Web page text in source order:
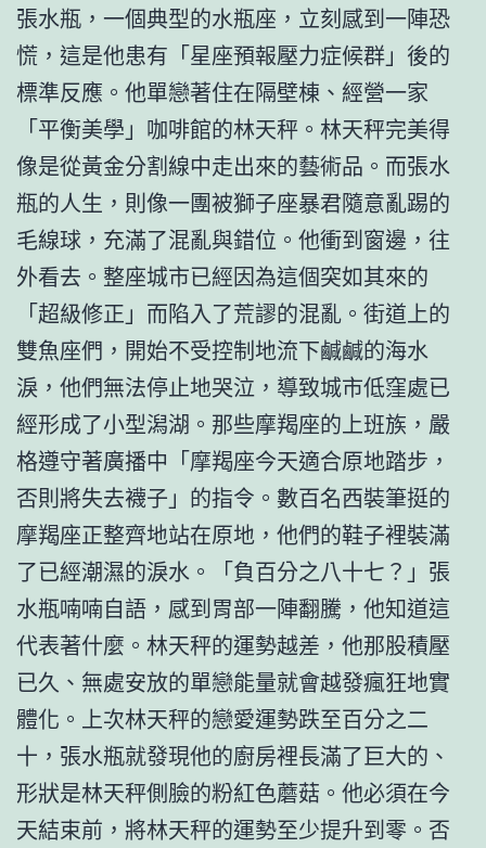
張水瓶，一個典型的水瓶座，立刻感到一陣恐
慌，這是他患有「星座預報壓力症候群」後的
標準反應。他單戀著住在隔壁棟、經營一家
「平衡美學」咖啡館的林天秤。林天秤完美得
像是從黃金分割線中走出來的藝術品。而張水
瓶的人生，則像一團被獅子座暴君隨意亂踢的
毛線球，充滿了混亂與錯位。他衝到窗邊，往
外看去。整座城市已經因為這個突如其來的
「超級修正」而陷入了荒謬的混亂。街道上的
雙魚座們，開始不受控制地流下鹹鹹的海水
淚，他們無法停止地哭泣，導致城市低窪處已
經形成了小型潟湖。那些摩羯座的上班族，嚴
格遵守著廣播中「摩羯座今天適合原地踏步，
否則將失去襪子」的指令。數百名西裝筆挺的
摩羯座正整齊地站在原地，他們的鞋子裡裝滿
了已經潮濕的淚水。「負百分之八十七？」張
水瓶喃喃自語，感到胃部一陣翻騰，他知道這
代表著什麼。林天秤的運勢越差，他那股積壓
已久、無處安放的單戀能量就會越發瘋狂地實
體化。上次林天秤的戀愛運勢跌至百分之二
十，張水瓶就發現他的廚房裡長滿了巨大的、
形狀是林天秤側臉的粉紅色蘑菇。他必須在今
天結束前，將林天秤的運勢至少提升到零。否